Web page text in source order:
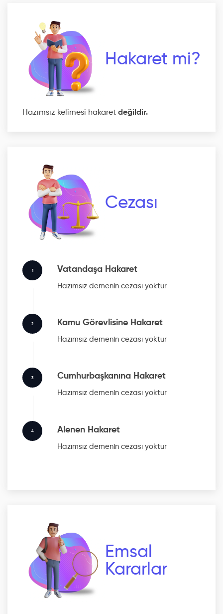
Hakaret mi?
Hazımsız kelimesi hakaret değildir.
Cezası
1 Vatandaşa Hakaret
Hazımsız demenin cezası yoktur
2 Kamu Görevlisine Hakaret
Hazımsız demenin cezası yoktur
3 Cumhurbaşkanına Hakaret
Hazımsız demenin cezası yoktur
4 Alenen Hakaret
Hazımsız demenin cezası yoktur
Emsal
Kararlar